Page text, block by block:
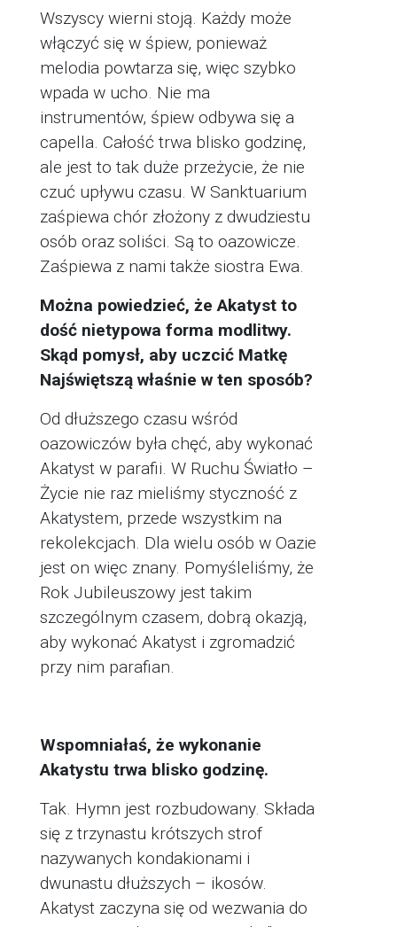
Wszyscy wierni stoją. Każdy może
włączyć się w śpiew, ponieważ
melodia powtarza się, więc szybko
wpada w ucho. Nie ma
instrumentów, śpiew odbywa się a
capella. Całość trwa blisko godzinę,
ale jest to tak duże przeżycie, że nie
czuć upływu czasu. W Sanktuarium
zaśpiewa chór złożony z dwudziestu
osób oraz soliści. Są to oazowicze.
Zaśpiewa z nami także siostra Ewa.
Można powiedzieć, że Akatyst to
dość nietypowa forma modlitwy.
Skąd pomysł, aby uczcić Matkę
Najświętszą właśnie w ten sposób?
Od dłuższego czasu wśród
oazowiczów była chęć, aby wykonać
Akatyst w parafii. W Ruchu Światło –
Życie nie raz mieliśmy styczność z
Akatystem, przede wszystkim na
rekolekcjach. Dla wielu osób w Oazie
jest on więc znany. Pomyśleliśmy, że
Rok Jubileuszowy jest takim
szczególnym czasem, dobrą okazją,
aby wykonać Akatyst i zgromadzić
przy nim parafian.
Wspomniałaś, że wykonanie
Akatystu trwa blisko godzinę.
Tak. Hymn jest rozbudowany. Składa
się z trzynastu krótszych strof
nazywanych kondakionami i
dwunastu dłuższych – ikosów.
Akatyst zaczyna się od wezwania do